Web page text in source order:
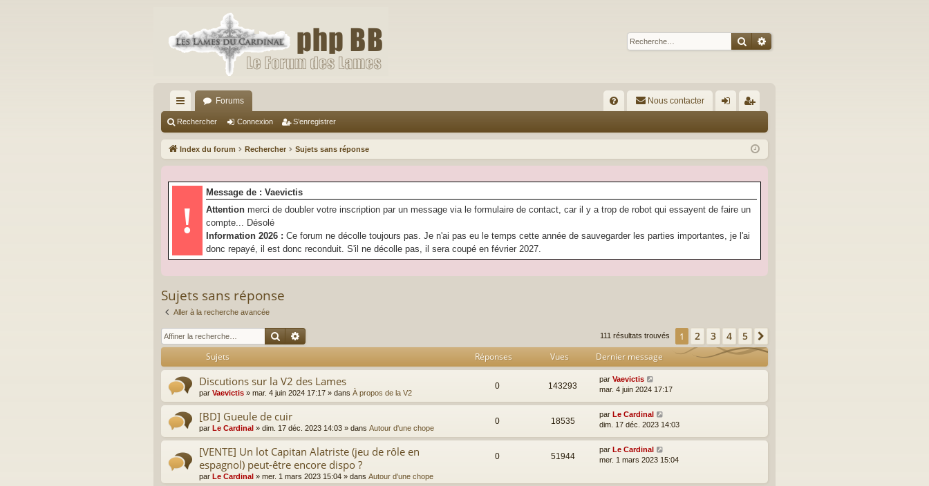
Rechercher
Recherche avancée
cc
ès
pi
Forums
Q
Nous contacter
ne
on
nr
ist
Rechercher Connexion S’enregistrer
Index du forum Rechercher Sujets sans réponse
!
Message de : Vaevictis
Attention merci de doubler votre inscription par un message via le formulaire de contact, car il y a trop de robot qui essayent de faire un
compte... Désolé
Information 2026 : Ce forum ne décolle toujours pas. Je n'ai pas eu le temps cette année de sauvegarder les parties importantes, je l'ai
donc repayé, il est donc reconduit. S'il ne décolle pas, il sera coupé en février 2027.
Sujets sans réponse
Aller à la recherche avancée
Rechercher
Recherche avancée 111 résultats trouvés 1 2 3 4 5
Sujets Réponses Vues Dernier message
Discutions sur la V2 des Lames
par Vaevictis » mar. 4 juin 2024 17:17 » dans À propos de la V2
0 143293
par Vaevictis
mar. 4 juin 2024 17:17
[BD] Gueule de cuir
par Le Cardinal » dim. 17 déc. 2023 14:03 » dans Autour d'une chope
0 18535
par Le Cardinal
dim. 17 déc. 2023 14:03
[VENTE] Un lot Capitan Alatriste (jeu de rôle en
espagnol) peut-être encore dispo ?
par Le Cardinal » mer. 1 mars 2023 15:04 » dans Autour d'une chope
0 51944
par Le Cardinal
mer. 1 mars 2023 15:04